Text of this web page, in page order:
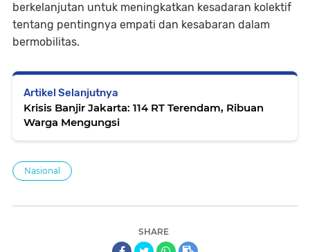
berkelanjutan untuk meningkatkan kesadaran kolektif
tentang pentingnya empati dan kesabaran dalam
bermobilitas.
Artikel Selanjutnya
Krisis Banjir Jakarta: 114 RT Terendam, Ribuan
Warga Mengungsi
Nasional
SHARE